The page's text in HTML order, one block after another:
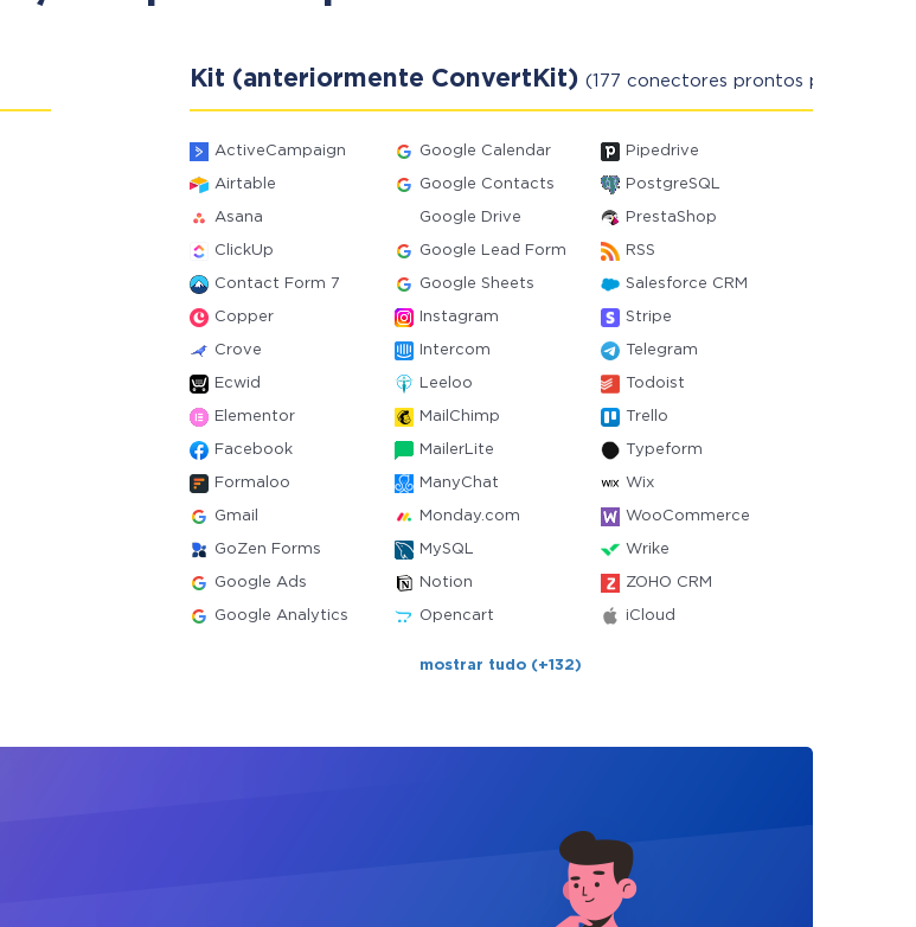
Kit (anteriormente ConvertKit) (177 conectores prontos para usar)
ActiveCampaign Google Calendar Pipedrive
Airtable Google Contacts PostgreSQL
Asana Google Drive PrestaShop
ClickUp Google Lead Form RSS
Contact Form 7 Google Sheets Salesforce CRM
Copper Instagram Stripe
Crove Intercom Telegram
Ecwid Leeloo Todoist
Elementor MailChimp Trello
Facebook MailerLite Typeform
Formaloo ManyChat Wix
Gmail Monday.com WooCommerce
GoZen Forms MySQL Wrike
Google Ads Notion ZOHO CRM
Google Analytics Opencart iCloud
mostrar tudo (+132)